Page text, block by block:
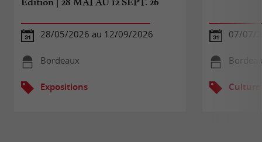
28/05/2026 au 12/09/2026
Bordeaux
Expositions
07/07/
Culture